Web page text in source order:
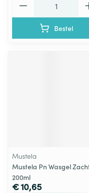
Bestel
Mustela
Mustela Pn Wasgel
200ml
€ 10,65